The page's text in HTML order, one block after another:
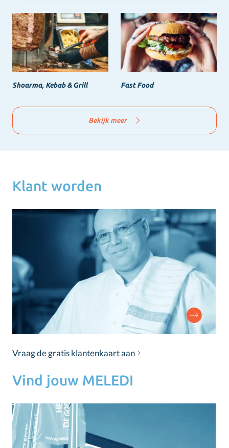
Shoarma, Kebab & Grill Fast Food
Bekijk meer
Klant worden
Vraag de gratis klantenkaart aan
Vind jouw MELEDI